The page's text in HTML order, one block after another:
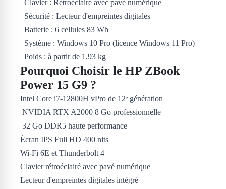
Clavier : Rétroéclairé avec pavé numérique
Sécurité : Lecteur d'empreintes digitales
Batterie : 6 cellules 83 Wh
Système : Windows 10 Pro (licence Windows 11 Pro)
Poids : à partir de 1,93 kg
Pourquoi Choisir le HP ZBook
Power 15 G9 ?
Intel Core i7-12800H vPro de 12ᵉ génération
NVIDIA RTX A2000 8 Go professionnelle
32 Go DDR5 haute performance
Écran IPS Full HD 400 nits
Wi-Fi 6E et Thunderbolt 4
Clavier rétroéclairé avec pavé numérique
Lecteur d'empreintes digitales intégré